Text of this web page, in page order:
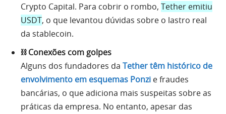
Crypto Capital. Para cobrir o rombo, Tether emitiu
USDT, o que levantou dúvidas sobre o lastro real
da stablecoin.
⛓️ Conexões com golpes
Alguns dos fundadores da Tether têm histórico de
envolvimento em esquemas Ponzi e fraudes
bancárias, o que adiciona mais suspeitas sobre as
práticas da empresa. No entanto, apesar das